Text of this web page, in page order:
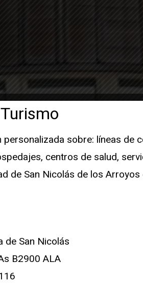
Santuario
San
sobre: líneas de
centros de salud,
de San Nicolás de los
de San Nicolás
B2900 ALA